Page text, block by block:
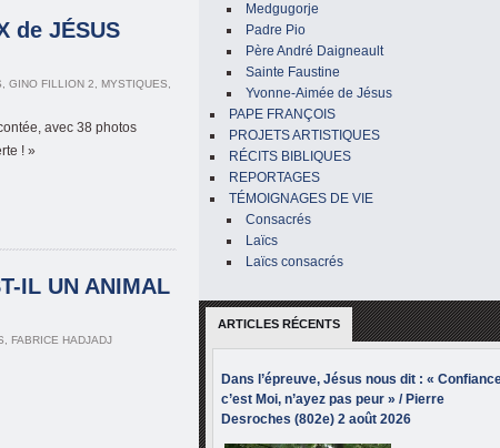
Medgugorje
Padre Pio
Père André Daigneault
Sainte Faustine
Yvonne-Aimée de Jésus
PAPE FRANÇOIS
PROJETS ARTISTIQUES
RÉCITS BIBLIQUES
REPORTAGES
TÉMOIGNAGES DE VIE
Consacrés
Laïcs
Laïcs consacrés
ARTICLES RÉCENTS
Dans l’épreuve, Jésus nous dit : «
c’est Moi, n’ayez pas peur » / Pierre
Desroches (802e) 2 août 2026
de JÉSUS
GINO FILLION 2 MYSTIQUES
avec 38 photos
! »
IL UN ANIMAL
FABRICE HADJADJ